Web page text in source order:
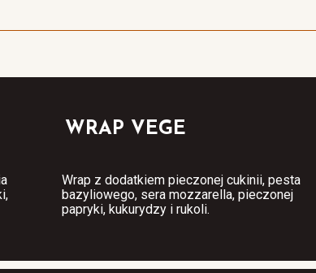
WRAP VEGE
Wrap z dodatkiem pieczonej cukinii, pesta
bazyliowego, sera mozzarella, pieczonej
papryki, kukurydzy i rukoli.